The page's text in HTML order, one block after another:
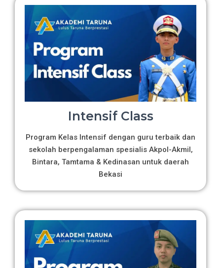
Intensif Class
Program Kelas Intensif dengan guru terbaik dan
sekolah berpengalaman spesialis Akpol-Akmil,
Bintara, Tamtama & Kedinasan untuk daerah
Bekasi